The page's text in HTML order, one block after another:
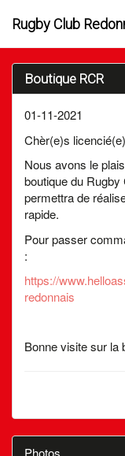
Rugby Club
Boutique RCR
01-11-2021
Chèr(e)s
Nous avons le
boutique du
permettra de
rapide.
Pour passer
:
https://
redonnais
Bonne visite sur la
Photos